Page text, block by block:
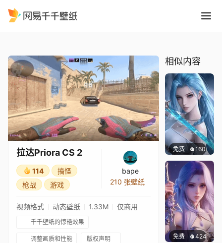
拉达Priora CS 2
114
搞怪
枪战
游戏
bape
210 张壁纸
视频格式 动态壁纸 1.33M 仅商用
千千壁纸的惊艳效果
调整画质和性能 版权声明
相似内容
免费 160好看
免费 424好看